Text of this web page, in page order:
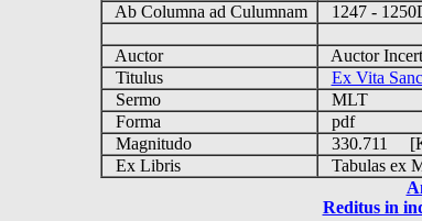
Ab Columna ad Culumnam
1247 -
Auctor
Auctor
Titulus
Ex Vita
Sermo
MLT
Forma
pdf
Magnitudo
330.711
Ex Libris
Tabulas ex
Reditus in